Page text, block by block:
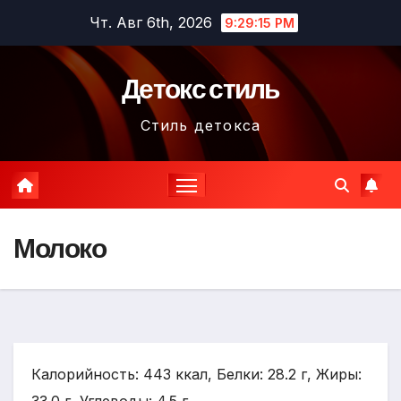
содержимому
Чт. Авг 6th, 2026 9:29:16 PM
Детокс стиль
Стиль детокса
Молоко
Калорийность: 443 ккал, Белки: 28.2 г, Жиры: